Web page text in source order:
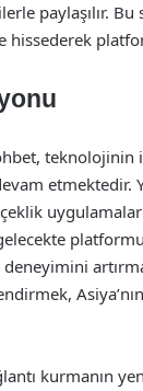
paylaşılır. Bu
hissederek
teknolojinin
etmektedir.
deneyimini
kurmanın